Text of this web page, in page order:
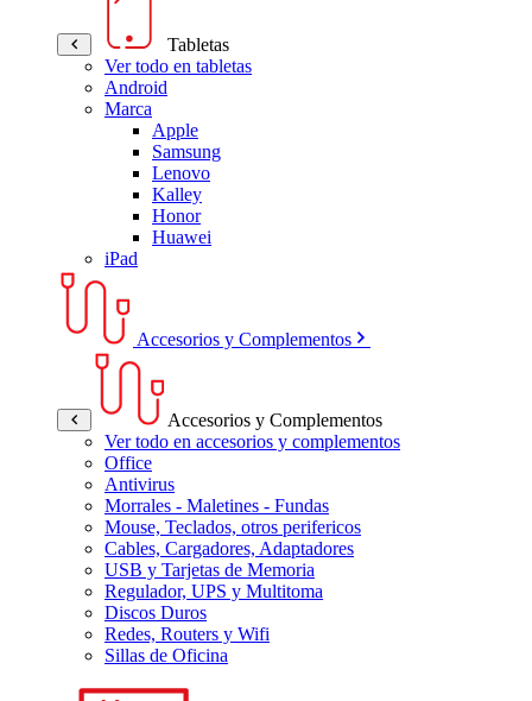
Tabletas
Ver todo en tabletas
Android
Marca
Apple
Samsung
Lenovo
Kalley
Honor
Huawei
iPad
Accesorios y Complementos
Accesorios y Complementos
Ver todo en accesorios y complementos
Office
Antivirus
Morrales - Maletines - Fundas
Mouse, Teclados, otros perifericos
Cables, Cargadores, Adaptadores
USB y Tarjetas de Memoria
Regulador, UPS y Multitoma
Discos Duros
Redes, Routers y Wifi
Sillas de Oficina